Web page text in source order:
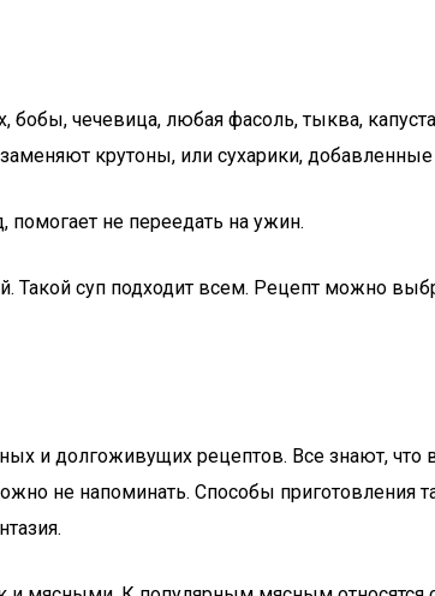
бобы, чечевица, любая фасоль, тыква,
крутоны, или сухарики,
помогает не переедать на ужин.
суп подходит всем. Рецепт можно
и долгоживущих рецептов. Все знают,
не напоминать. Способы приготовления